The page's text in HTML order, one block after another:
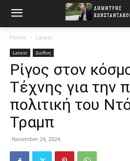
Home Latest
Latest Διεθνη
Ρίγος στον
Τέχνης για την
πολιτική του
Τραμπ
November 24, 2024